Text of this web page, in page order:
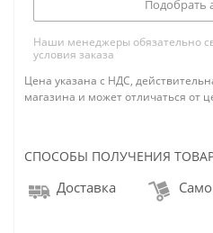
Подобрать
Наши менеджеры обязательно
условия заказа
Цена указана с НДС,
магазина и может отличаться от
СПОСОБЫ ПОЛУЧЕНИЯ
Доставка